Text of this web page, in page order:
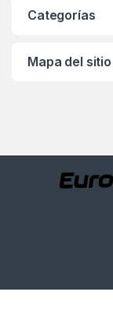
Categorías
Mapa del sitio